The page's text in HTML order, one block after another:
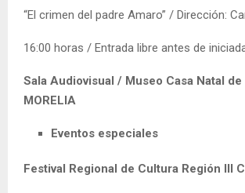
“El crimen del padre Amaro” / Dirección:
16:00 horas / Entrada libre antes de
Sala Audiovisual / Museo Casa Natal
MORELIA
Eventos especiales
Festival Regional de Cultura Región III